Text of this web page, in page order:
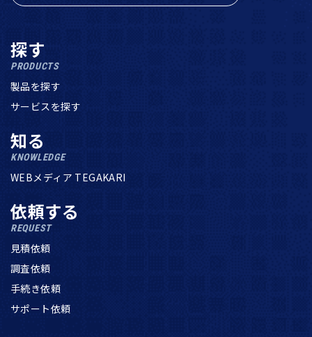
探す
PRODUCTS
製品を探す
サービスを探す
知る
KNOWLEDGE
WEBメディア TEGAKARI
依頼する
REQUEST
見積依頼
調査依頼
手続き依頼
サポート依頼